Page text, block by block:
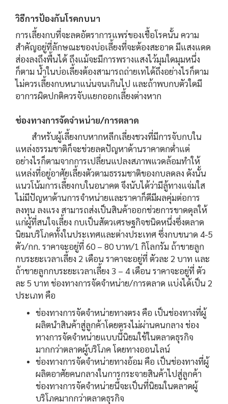
วิธีการป้องกันโรคกบนา
การเลี้ยงกบที่จะลดอัตราการแพร่ของเชื้อโรคนั้น ความ
สำคัญอยู่ที่ลักษณะของบ่อเลี้ยงที่จะต้องสะอาด มีแสงแดด
ส่องลงถึงพื้นได้ ถึงแม้จะมีการพรางแสงไว้มุมใดมุมหนึ่ง
ก็ตาม น้ำในบ่อเลี้ยงต้องสามารถถ่ายเทได้ถึงอย่างไรก็ตาม
ไม่ควรเลี้ยงกบหนาแน่นจนเกินไป และถ้าพบกบตัวใดมี
อาการผิดปกติควรจับแยกออกเลี้ยงต่างหาก
ช่องทางการจัดจำหน่าย/การตลาด
สำหรับผู้เลี้ยงกบหากหลีกเลี่ยงชวงที่มีการจับกบใน
แหล่งธรรมชาติก็จะช่วยลดปัญหาด้านราคาตกต่ำแต่
อย่างไรก็ตามจากการเปลี่ยนแปลงสภาพแวดล้อมทำให้
แหล่งที่อยู่อาศัยเลี้ยงตัวตามธรรมชาติของกบลดลง ดังนั้น
แนวโน้มการเลี้ยงกบในอนาคต จึงนับได้ว่ามีลู้ทางแจ่มใส
ไม่มีปัญหาด้านการจำหน่ายและราคาก็ดีมีผลคุ่มต่อการ
ลงทุน ลงแรง สามารถส่งเป็นสินค้าออกช่วยการขาดดุลให้
แก่ผู้ที่สนใจเลี้ยง กบเป็นสัตวเศรษฐกิจชนิดหนึ่งซึ่งตลาด
นิยมบริโภคทั้งในประเทศและต่างประเทศ ซึ่งกบขนาด 4-5
ตัว/กก. ราคาจะอยู่ที่ 60 – 80 บาท/1 กิโลกรัม ถ้าขายลูก
กบระยะเวลาเลี้ยง 2 เดือน ราคาจะอยู่ที่ ตัวละ 2 บาท และ
ถ้าขายลูกกบระยะเวลาเลี้ยง 3 – 4 เดือน ราคาจะอยู่ที่ ตัว
ละ 5 บาท ช่องทางการจัดจำหน่าย/การตลาด แบ่งได้เป็น 2
ประเภท คือ
ช่องทางการจัดจำหน่ายทางตรง คือ เป็นช่องทางที่ผู้
ผลิตนำสินค้าสู่ลูกค้าโดยตรงไม่ผ่านคนกลาง ช่อง
ทางการจัดจำหน่ายแบบนี้นิยมใช้ในตลาดธุรกิจ
มากกว่าตลาดผู้บริโภค โดยทางออนไลน์
ช่องทางการจัดจำหน่ายทางอ้อม คือ เป็นช่องทางที่ผู้
ผลิตอาศัยคนกลางในการกระจายสินค้าไปสู่ลูกค้า
ช่องทางการจัดจำหน่ายนี้จะเป็นที่นิยมในตลาดผู้
บริโภคมากกว่าตลาดธุรกิจ